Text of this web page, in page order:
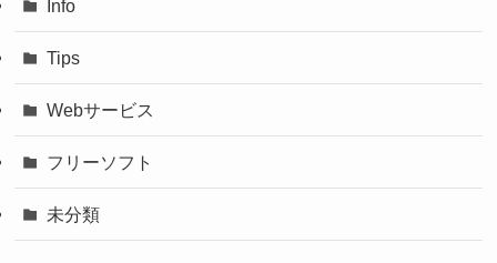
Info
Tips
Webサービス
フリーソフト
未分類